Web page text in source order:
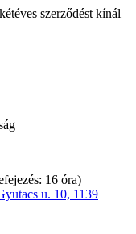
szerződést kínál
16 óra)
u. 10, 1139